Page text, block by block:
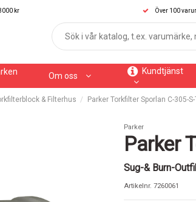
kr Över 100
Om oss
Kundtjänst
& Filterhus Parker Torkfilter Sporlan C-305-S-
Parker
Parker
Sug-& Burn-
Artikelnr. 7260061